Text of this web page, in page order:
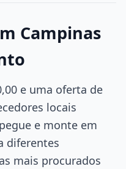
Campinas
e uma oferta de
locais
e monte em
diferentes
mais procurados